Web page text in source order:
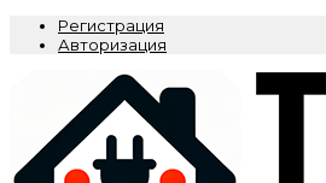
Регистрация
Авторизация